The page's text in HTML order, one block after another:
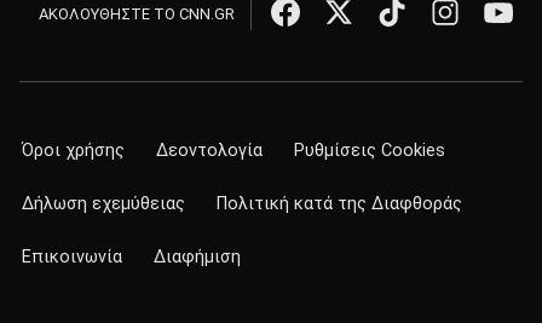
ΑΚΟΛΟΥΘΗΣΤΕ ΤΟ CNN.GR
Όροι χρήσης Δεοντολογία Ρυθμίσεις Cookies
Δήλωση εχεμύθειας Πολιτική κατά της Διαφθοράς
Επικοινωνία Διαφήμιση